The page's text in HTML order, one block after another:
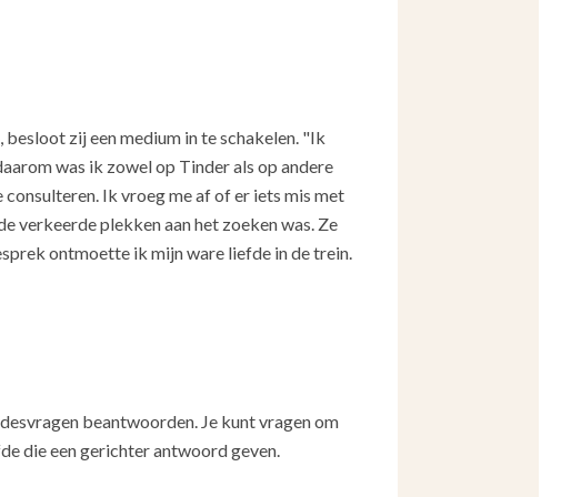
zij een medium in te schakelen. "Ik
was ik zowel op Tinder als op andere
Ik vroeg me af of er iets mis met
verkeerde plekken aan het zoeken was. Ze
ontmoette ik mijn ware liefde in de trein.
beantwoorden. Je kunt vragen om
die een gerichter antwoord geven.